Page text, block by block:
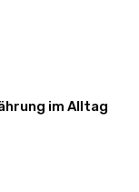
im Alltag